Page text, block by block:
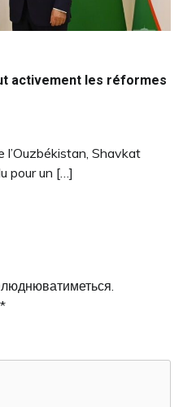
activement les réformes
l’Ouzbékistan, Shavkat
pour un […]
*